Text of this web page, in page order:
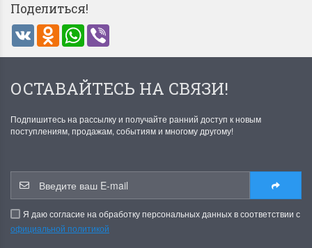
Willow Swan
отличном состоянии.
Ларина Евгения
1 апреля 2026 14:55
(Белый
Красивый
раритетный
Поделиться!
VK Odnoklassniki
WhatsApp
ОСТАВАЙТЕСЬ НА СВЯЗИ!
Подпишитесь на рассылку и получайте ранний доступ к новым
поступлениям, продажам, событиям и многому другому!
Я даю согласие на обработку персональных данных в соответствии с
официальной политикой